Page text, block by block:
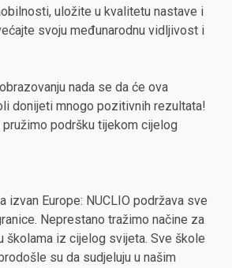
uložite u kvalitetu nastave i
svoju međunarodnu vidljivost i
nada se da će ova
donijeti mnogo pozitivnih rezultata!
podršku tijekom cijelog
izvan Europe: NUCLIO podržava sve
Neprestano tražimo načine za
školama iz cijelog svijeta. Sve škole
su da sudjeluju u našim